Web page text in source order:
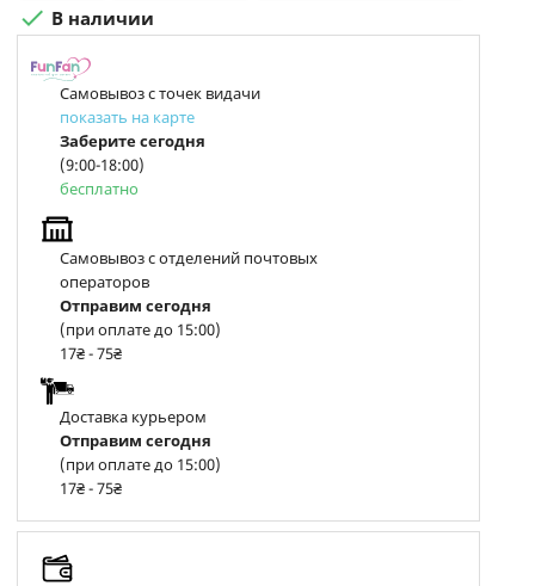
 В наличии
Самовывоз с точек видачи
показать на карте
Заберите сегодня
(9:00-18:00)
бесплатно
Самовывоз с отделений почтовых
операторов
Отправим сегодня
(при оплате до 15:00)
17₴ - 75₴
Доставка курьером
Отправим сегодня
(при оплате до 15:00)
17₴ - 75₴